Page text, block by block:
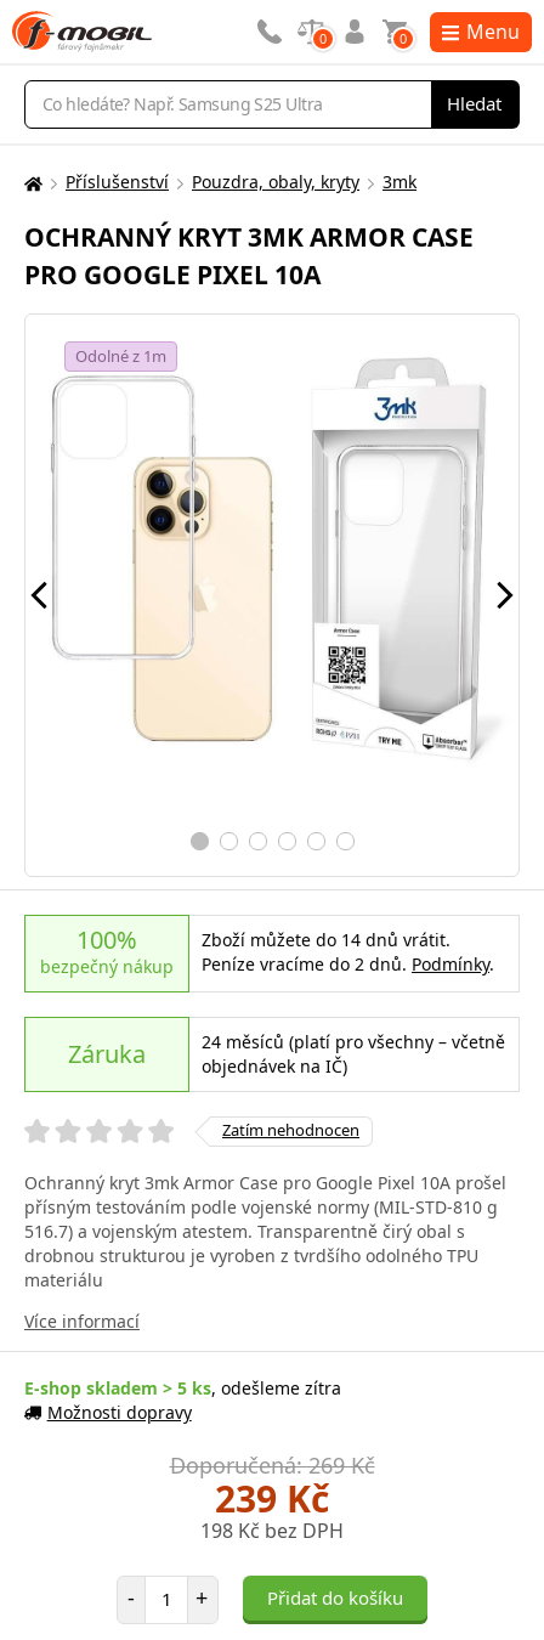
Vyhledávání
Hledat
0 0 Menu
Zde
nacházíte:
Příslušenství Pouzdra, obaly, kryty 3mk
OCHRANNÝ KRYT 3MK ARMOR CASE
PRO GOOGLE PIXEL 10A
Odolné z 1m
100%
bezpečný nákup
Zboží můžete do 14 dnů vrátit.
Peníze vracíme do 2 dnů. Podmínky.
Záruka
24 měsíců (platí pro všechny – včetně
objednávek na IČ)
Zatím nehodnocen
Ochranný kryt 3mk Armor Case pro Google Pixel 10A prošel
přísným testováním podle vojenské normy (MIL-STD-810 g
516.7) a vojenským atestem. Transparentně čirý obal s
drobnou strukturou je vyroben z tvrdšího odolného TPU
materiálu
Více informací
E-shop skladem > 5 ks, odešleme zítra
Možnosti dopravy
Doporučená: 269 Kč
239 Kč
198 Kč bez DPH
- Počet položek
+ Přidat do košíku